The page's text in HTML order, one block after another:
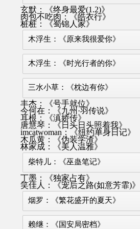
玄默：《终身最爱(1.2)》
肉包不吃肉：《皓衣行》
桩桩：《蜀锦人家》
木浮生：《原来我很爱你》
木浮生：《时光行者的你》
三水小草：《枕边有你》
丰杰：《号手就位》
今何在：《九州·羽传说》
耳根：《滇娇传》
唐慧琴：《日头日头照着我》
imcatwoman：《纽约单身日记》
木瓜黄：《伪装学渣》
林家成：《美人温雅》
柴特儿：《巫蛊笔记》
丁墨：《独家占有》
笑佳人：《宠后之路(如意芳霏)》
烟罗：《繁花盛开的夏天》
赖继：《国安局密档》